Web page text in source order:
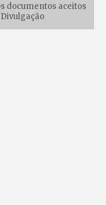
documentos aceitos